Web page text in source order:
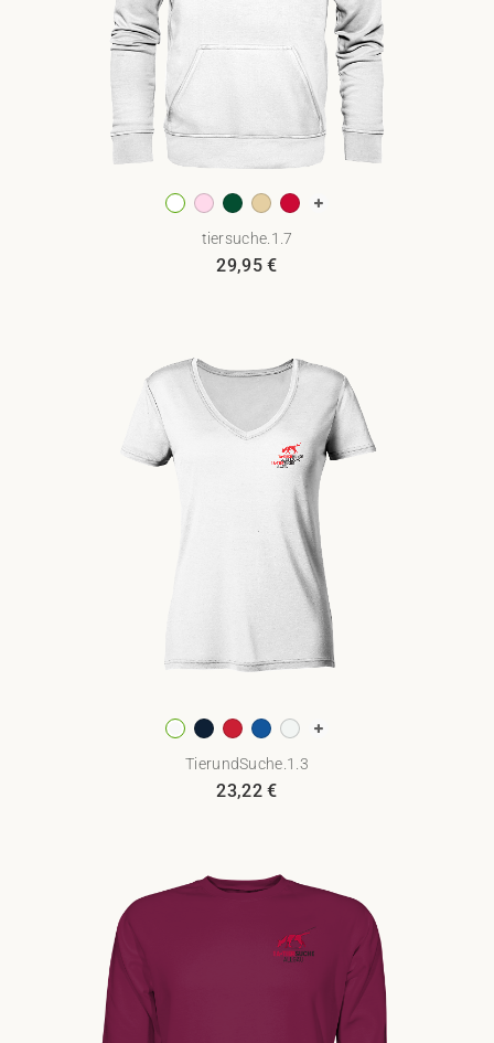
tiersuche.1.7
29,95€
TierundSuche.1.3
23,22€